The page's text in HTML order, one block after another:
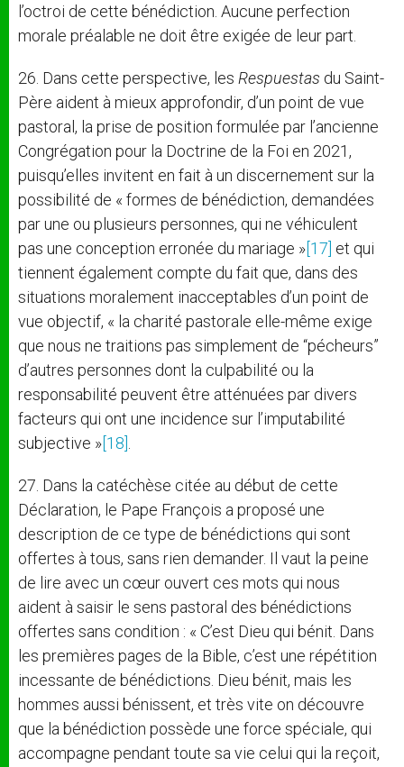
l’octroi de cette bénédiction. Aucune perfection
morale préalable ne doit être exigée de leur part.
26. Dans cette perspective, les Respuestas du Saint-
Père aident à mieux approfondir, d’un point de vue
pastoral, la prise de position formulée par l’ancienne
Congrégation pour la Doctrine de la Foi en 2021,
puisqu’elles invitent en fait à un discernement sur la
possibilité de « formes de bénédiction, demandées
par une ou plusieurs personnes, qui ne véhiculent
pas une conception erronée du mariage » [17] et qui
tiennent également compte du fait que, dans des
situations moralement inacceptables d’un point de
vue objectif, « la charité pastorale elle-même exige
que nous ne traitions pas simplement de “pécheurs”
d’autres personnes dont la culpabilité ou la
responsabilité peuvent être atténuées par divers
facteurs qui ont une incidence sur l’imputabilité
subjective » [18]
27. Dans la catéchèse citée au début de cette
Déclaration, le Pape François a proposé une
description de ce type de bénédictions qui sont
offertes à tous, sans rien demander. Il vaut la peine
de lire avec un cœur ouvert ces mots qui nous
aident à saisir le sens pastoral des bénédictions
offertes sans condition : « C’est Dieu qui bénit. Dans
les premières pages de la Bible, c’est une répétition
incessante de bénédictions. Dieu bénit, mais les
hommes aussi bénissent, et très vite on découvre
que la bénédiction possède une force spéciale, qui
accompagne pendant toute sa vie celui qui la reçoit,